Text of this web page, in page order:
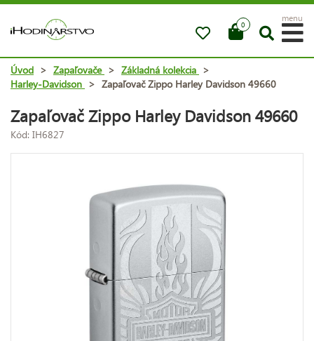
0
menu
Úvod > Zapaľovače > Základná kolekcia >
Harley-Davidson > Zapaľovač Zippo Harley Davidson 49660
Zapaľovač Zippo Harley Davidson 49660
Kód: IH6827